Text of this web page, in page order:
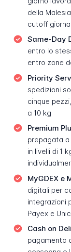
della
cutoff
Same-Day
entro lo
entro zone
Priority
spedizioni
cinque
a 10 kg
Premium
prepagata a
in livelli di 1
MyGDEX e
digitali per
integrazioni
Payex e
Cash on
pagamento